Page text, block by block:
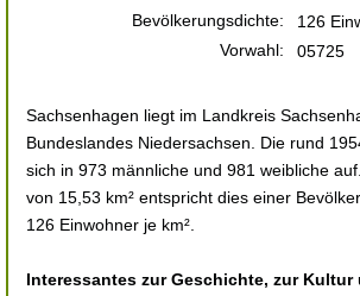
Bevölkerungsdichte:
126
Vorwahl:
05725
Sachsenhagen liegt im Landkreis
Bundeslandes Niedersachsen. Die rund
sich in 973 männliche und 981 weibliche
von 15,53 km² entspricht dies einer
126 Einwohner je km².
Interessantes zur Geschichte, zur Kultur